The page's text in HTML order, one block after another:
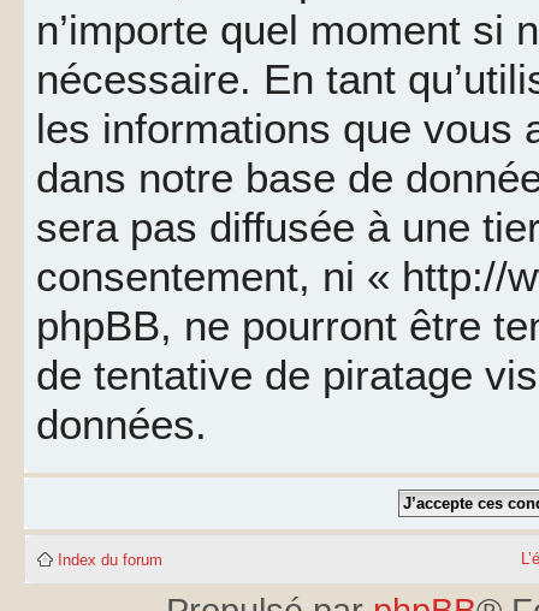
n’importe quel moment si
nécessaire. En tant
les informations que vous
dans notre base de
sera pas diffusée à une
consentement, ni « http://
phpBB, ne pourront être
de tentative de piratage
données.
Index du forum